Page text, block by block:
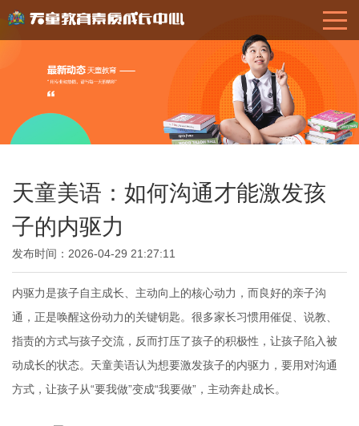
天童美语：如何沟通才能激发孩
子的内驱力
发布时间：2026-04-29 21:27:11
内驱力是孩子自主成长、主动向上的核心动力，而良好的亲子沟
通，正是唤醒这份动力的关键钥匙。很多家长习惯用催促、说教、
指责的方式与孩子交流，反而打压了孩子的积极性，让孩子陷入被
动成长的状态。天童美语认为想要激发孩子的内驱力，要用对沟通
方式，让孩子从“要我做”变成“我要做”，主动奔赴成长。